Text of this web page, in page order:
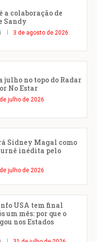
a colaboração de
Sandy
3 de agosto de 2026
julho no topo do Radar
No Estar
julho de 2026
Sidney Magal como
inédita pelo
julho de 2026
USA tem final
um mês: por que o
nos Estados